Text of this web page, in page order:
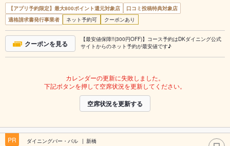
【アプリ予約限定】最大800ポイント還元対象店
口コミ投稿特典対象店
適格請求書発行事業者
ネット予約可 クーポンあり
クーポンを見る
【最安値保障!!(300円OFF)】コース予約はDKダイニング公式
サイトからのネット予約が最安値です♪
カレンダーの更新に失敗しました。
下記ボタンを押して空席状況を更新してください。
空席状況を更新する
PR ダイニングバー・バル 新橋